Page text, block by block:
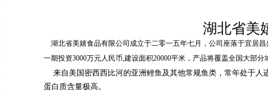
湖北省美
湖北省美嬉食品有限公司成立于二零一五年七月，公司座落于宜居
一期投资3000万元人民币,建设面积20000平米，产品将覆盖全国大部分
来自美国密西西比河的亚洲鲤鱼及其他常规鱼类，常年处于人
蛋白质含量极高。